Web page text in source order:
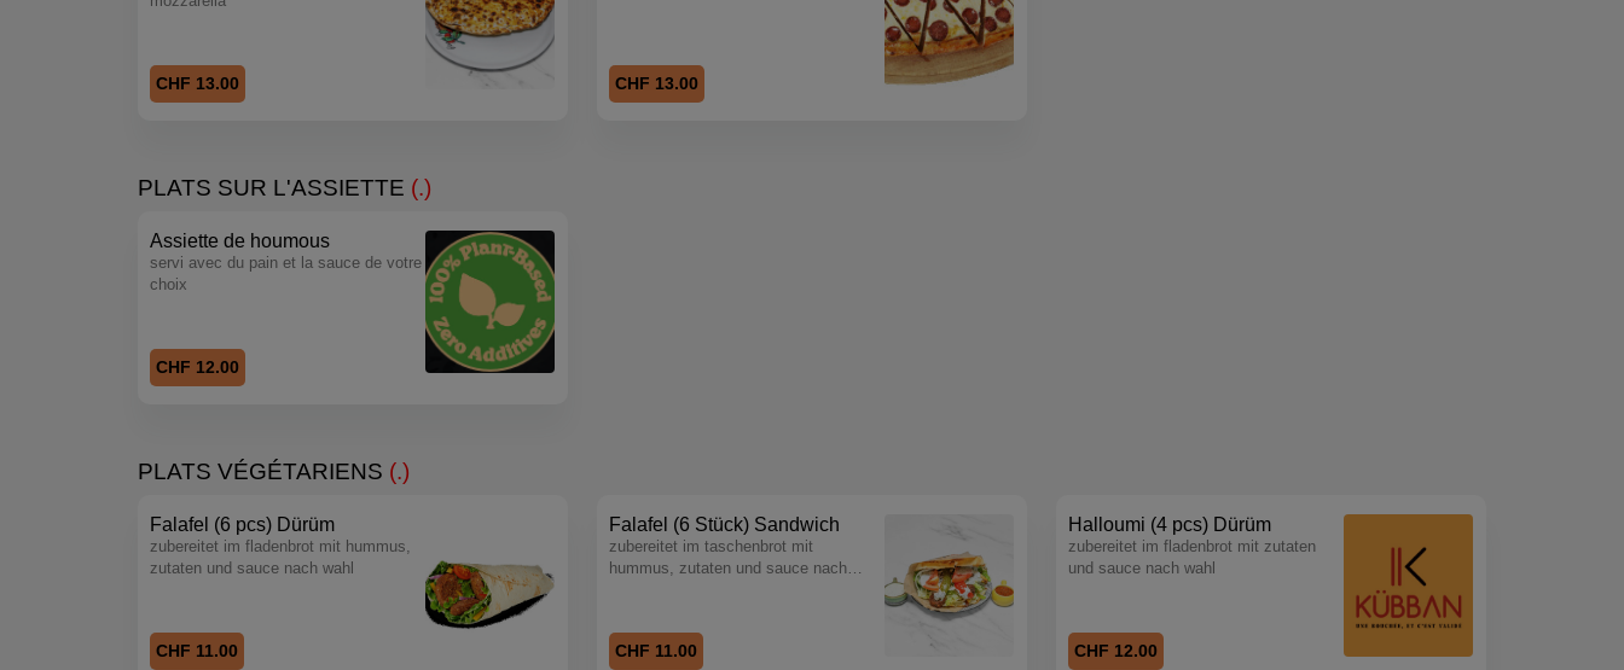
CHF 13.00 CHF 13.00
PLATS SUR L'ASSIETTE (.)
Assiette de houmous
servi avec du pain et la sauce de votre
choix
CHF 12.00
PLATS VÉGÉTARIENS (.)
Falafel (6 pcs) Dürüm
zubereitet im fladenbrot mit hummus,
zutaten und sauce nach wahl
CHF 11.00
Falafel (6 Stück) Sandwich
zubereitet im taschenbrot mit
hummus, zutaten und sauce nach
CHF 11.00
Halloumi (4 pcs) Dürüm
zubereitet im fladenbrot mit zutaten
und sauce nach wahl
CHF 12.00